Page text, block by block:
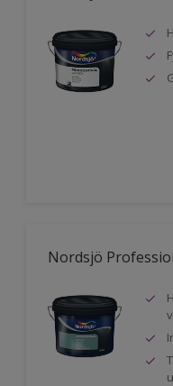
Nordsjö